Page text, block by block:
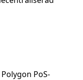
PoS-